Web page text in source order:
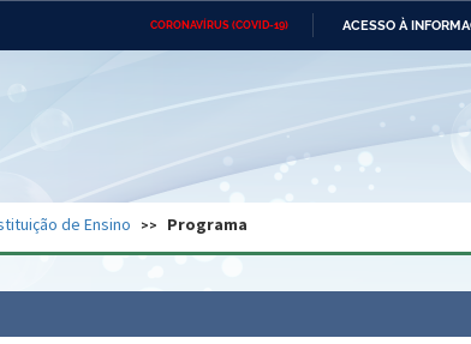
CORONAVÍRUS (COVID-19) ACESSO À
Ministério das Relações
Ministério do Desenvolvimento
Regional
Advocacia-Geral da União Banco Central do Brasil
de Ensino Programa